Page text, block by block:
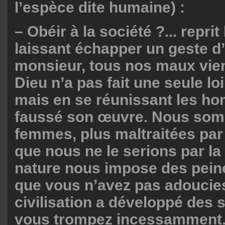
l’espèce dite humaine) :
– Obéir à la société ?...
laissant échapper un geste
monsieur, tous nos maux
Dieu n’a pas fait une seule
mais en se réunissant les
faussé son œuvre. Nous
femmes, plus maltraitées
que nous ne le serions par
nature nous impose des
que vous n’avez pas
civilisation a développé des
vous trompez